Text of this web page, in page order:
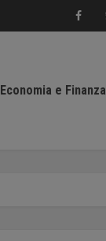
Economia e Finanza